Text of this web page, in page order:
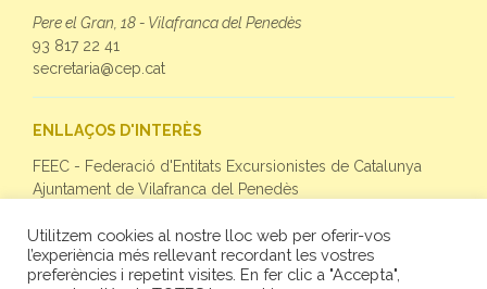
Pere el Gran, 18 - Vilafranca del Penedès
93 817 22 41
secretaria@cep.cat
ENLLAÇOS D'INTERÈS
FEEC - Federació d'Entitats Excursionistes de Catalunya
Ajuntament de Vilafranca del Penedès
SEGUEIX-NOS
Utilitzem cookies al nostre lloc web per oferir-vos
l’experiència més rellevant recordant les vostres
preferències i repetint visites. En fer clic a "Accepta",